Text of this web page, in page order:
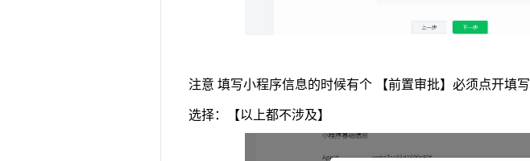
注意 填写小程序信息的时候有个 【前置审批】必须点开填写
选择：【以上都不涉及】